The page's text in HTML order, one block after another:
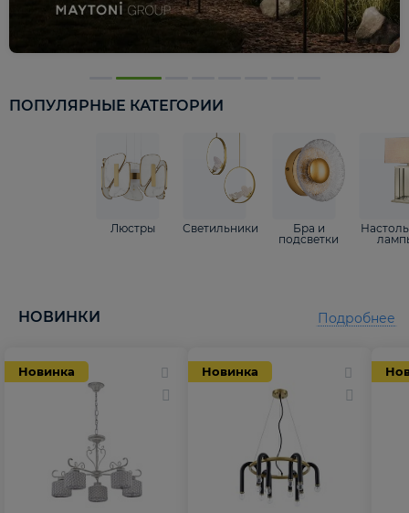
ПОПУЛЯРНЫЕ КАТЕГОРИИ
Люстры Светильники
Бра и
подсветки
НОВИНКИ
Новинка Новинка
Подробнее